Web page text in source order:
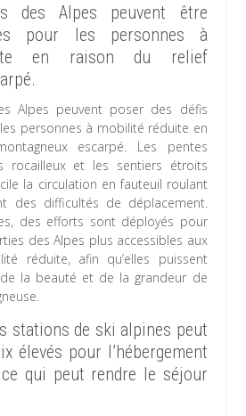
des Alpes peuvent être
pour les personnes à
en raison du relief
Alpes peuvent poser des défis
personnes à mobilité réduite en
escarpé. Les pentes
rocailleux et les sentiers étroits
la circulation en fauteuil roulant
des difficultés de déplacement.
des efforts sont déployés pour
des Alpes plus accessibles aux
réduite, afin qu’elles puissent
la beauté et de la grandeur de
stations de ski alpines peut
élevés pour l’hébergement
qui peut rendre le séjour